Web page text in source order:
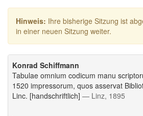
Hinweis: Ihre bisherige Sitzung ist
in einer neuen Sitzung weiter.
Konrad Schiffmann
Tabulae omnium codicum manu
1520 impressorum, quos asservat
Linc. [handschriftlich] — Linz, 1895